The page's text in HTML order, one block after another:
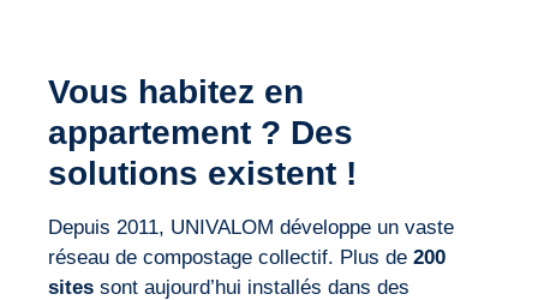
Vous habitez en
appartement ? Des
solutions existent !
Depuis 2011, UNIVALOM développe un vaste
réseau de compostage collectif. Plus de 200
sites sont aujourd’hui installés dans des